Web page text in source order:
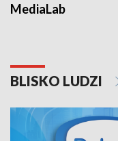
MediaLab
BLISKO LUDZI